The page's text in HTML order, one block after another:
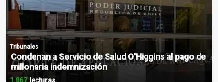
Tribunales
Condenan a Servicio de Salud O'Higgins al pago de
millonaria indemnización
1.067lecturas